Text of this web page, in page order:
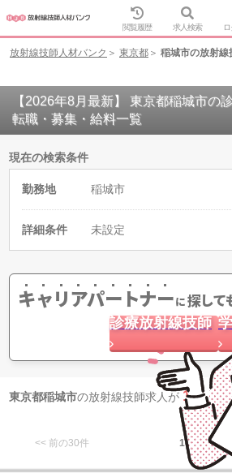
閲覧履歴 求人検索
放射線技師人材バンク 東京都
稲城市の放射線
【2026年8月最新】 東京都稲城市の
転職・募集・給料一覧
現在の検索条件
勤務地 稲城市
詳細条件 未設定
キャリアパートナーに探して
診療放射線技師
東京都稲城市の放射線技師求人が 1 件 見
<< 前の30件 1